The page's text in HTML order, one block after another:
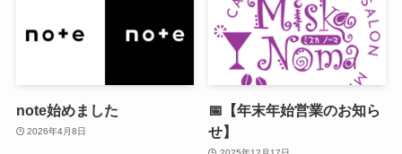
note始めました
2026年4月8日
📅【年末年始営業のお知ら
せ】